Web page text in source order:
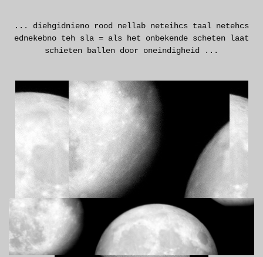
... diehgidnieno rood nellab neteihcs taal netehcs
ednekebno teh sla = als het onbekende scheten laat
schieten ballen door oneindigheid ...